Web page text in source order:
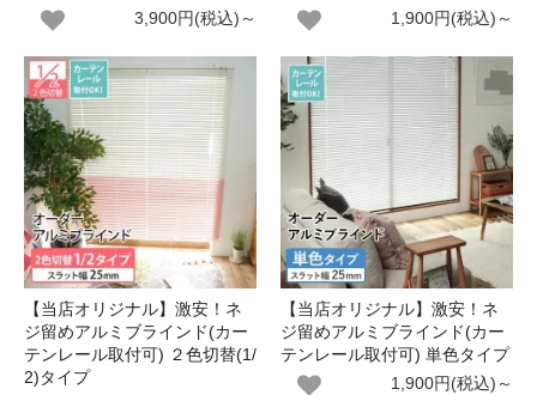
3,900円(税込)～
1,900円(税込)～
【当店オリジナル】激安！ネ
ジ留めアルミブラインド(カー
テンレール取付可) ２色切替(1/
2)タイプ
【当店オリジナル】激安！ネ
ジ留めアルミブラインド(カー
テンレール取付可) 単色タイプ
1,900円(税込)～